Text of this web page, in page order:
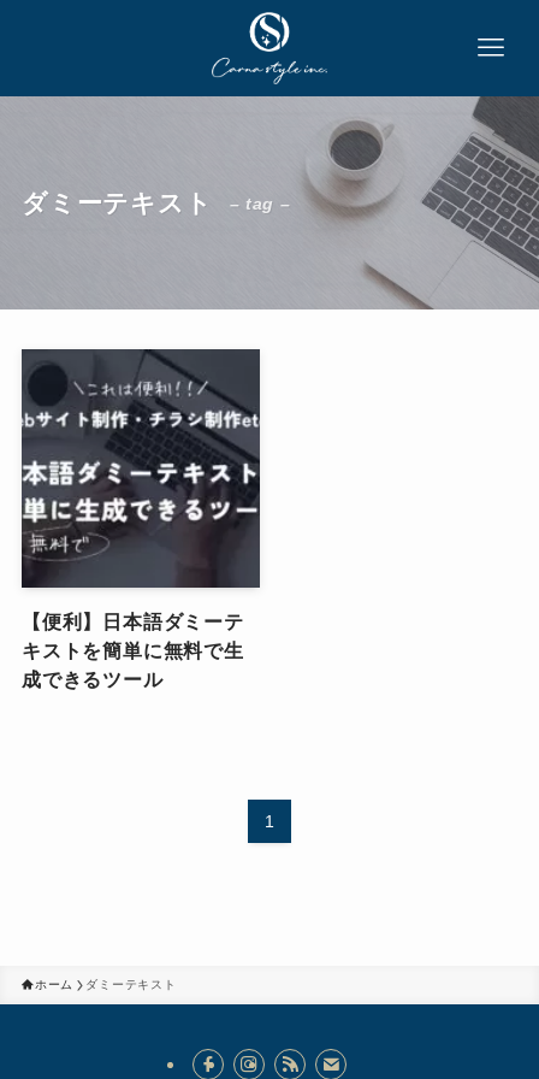
ダミーテキスト – tag –
【便利】日本語ダミーテ
キストを簡単に無料で生
成できるツール
1
ホーム ダミーテキスト